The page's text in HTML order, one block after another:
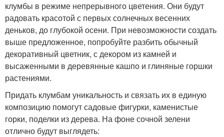
клумбы в режиме непрерывного цветения. Они будут
радовать красотой с первых солнечных весенних
деньков, до глубокой осени. При невозможности создать
выше предложенное, попробуйте разбить обычный
декоративный цветник, с декором из камней и
высаженными в деревянные кашпо и глиняные горшки
растениями.
Придать клумбам уникальность и связать их в единую
композицию помогут садовые фигурки, каменистые
горки, поделки из дерева. На фоне сочной зелени
отлично будут выглядеть: